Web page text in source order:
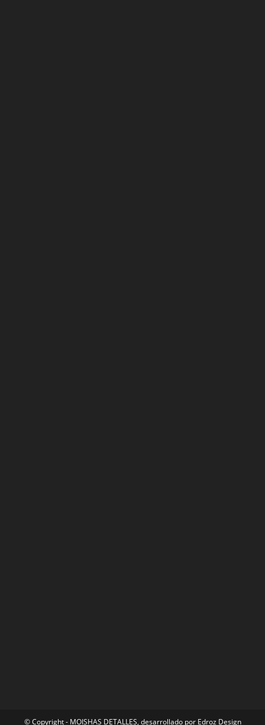
© Copyright - MOISHAS DETALLES, desarrollado por Edroz Design